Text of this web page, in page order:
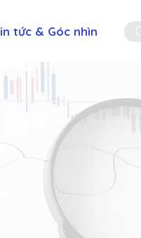
tức & Góc nhìn